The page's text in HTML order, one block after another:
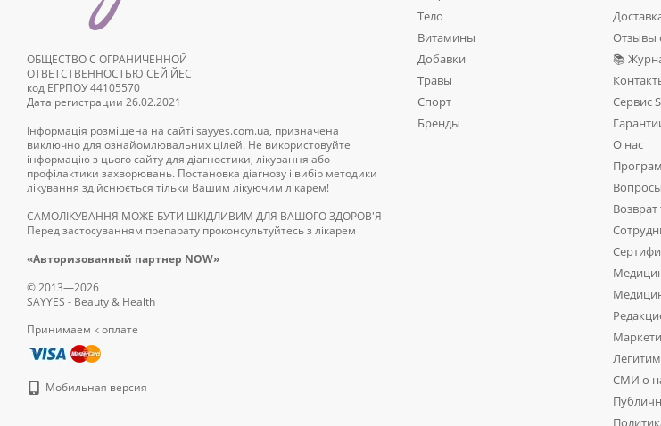
ОБЩЕСТВО С ОГРАНИЧЕННОЙ
ОТВЕТСТВЕННОСТЬЮ СЕЙ ЙЕС
код ЕГРПОУ 44105570
Дата регистрации 26.02.2021
Інформація розміщена на сайті sayyes.com.ua, призначена
виключно для ознайомлювальних цілей. Не використовуйте
інформацію з цього сайту для діагностики, лікування або
профілактики захворювань. Постановка діагнозу і вибір методики
лікування здійснюється тільки Вашим лікуючим лікарем!
САМОЛІКУВАННЯ МОЖЕ БУТИ ШКІДЛИВИМ ДЛЯ ВАШОГО ЗДОРОВ'Я
Перед застосуванням препарату проконсультуйтесь з лікарем
«Авторизованный партнер NOW»
© 2013—2026
SAYYES - Beauty & Health
Принимаем к оплате
Мобильная версия
Тело
Витамины
Добавки
Травы
Спорт
Бренды
Отзывы
📚
Сервис
О нас
СМИ о